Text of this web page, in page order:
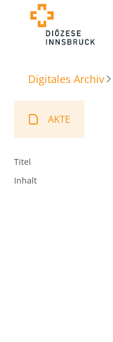
Digitales Archiv
AKTE
Titel
Inhalt